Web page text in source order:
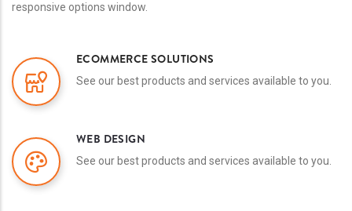
responsive options window.
ECOMMERCE SOLUTIONS
See our best products and services available to you.
WEB DESIGN
See our best products and services available to you.